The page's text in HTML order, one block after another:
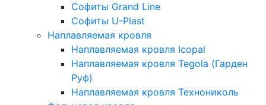
Софиты Grand Line
Софиты U-Plast
Наплавляемая кровля
Наплавляемая кровля Icopal
Наплавляемая кровля Tegola (Гарден
Руф)
Наплавляемая кровля Технониколь